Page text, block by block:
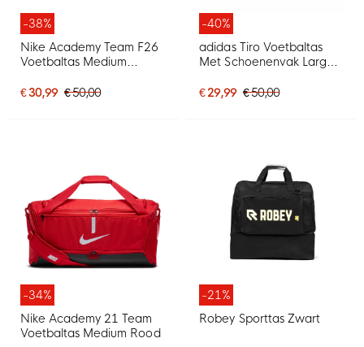
-38%
Nike Academy Team F26
Voetbaltas Medium
Zwart
€ 30,99 € 50,00
-40%
adidas Tiro Voetbaltas
Met Schoenenvak Large
€ 29,99 € 50,00
-34%
Nike Academy 21 Team
Voetbaltas Medium Rood
-21%
Robey Sporttas Zwart